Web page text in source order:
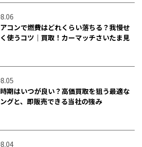
コンで燃費はどれくらい落ちる？我慢せ
使うコツ｜買取！カーマッチさいたま見
期はいつが良い？高価買取を狙う最適な
グと、即販売できる当社の強み